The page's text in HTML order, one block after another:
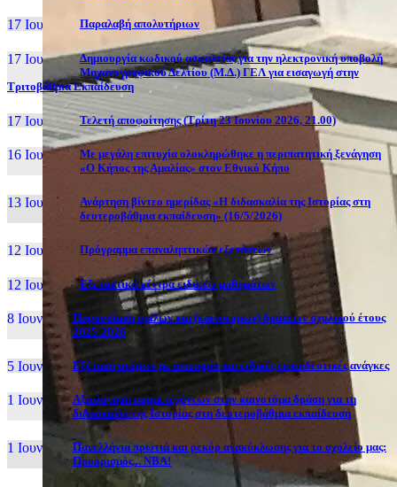
17 Ιουν, 26 Παραλαβή απολυτήριων
17 Ιουν, 26
Δημιουργία κωδικού ασφαλείας για την ηλεκτρονική υποβολή
Μηχανογραφικού Δελτίου (Μ.Δ.) ΓΕΛ για εισαγωγή στην
Τριτοβάθμια Εκπαίδευση
17 Ιουν, 26 Τελετή αποφοίτησης (Τρίτη 23 Ιουνίου 2026, 21.00)
16 Ιουν, 26
Με μεγάλη επιτυχία ολοκληρώθηκε η περιπατητική ξενάγηση
«Ο Κήπος της Αμαλίας» στον Εθνικό Κήπο
13 Ιουν, 26
Ανάρτηση βίντεο ημερίδας «Η διδασκαλία της Ιστορίας στη
δευτεροβάθμια εκπαίδευση» (16/5/2026)
12 Ιουν, 26 Πρόγραμμα επαναληπτικών εξετάσεων
12 Ιουν, 26 Εξεταστικά κέντρα ειδικών μαθημάτων
8 Ιουν, 26
Παρουσίαση ομίλων και (καινοτόμων) δράσεων σχολικού έτους
2025-2026
5 Ιουν, 26 Εξέταση ατόμων με αναπηρία και ειδικές εκπαιδευτικές ανάγκες
1 Ιουν, 26
Αξιολόγηση συμμετεχόντων στην καινοτόμα δράση για τη
διδασκαλία της Ιστορίας στη δευτεροβάθμια εκπαίδευση
1 Ιουν, 26
Πανελλήνια πρωτιά και ρεκόρ ανακύκλωσης για το σχολείο μας:
Προορισμός... NBA!